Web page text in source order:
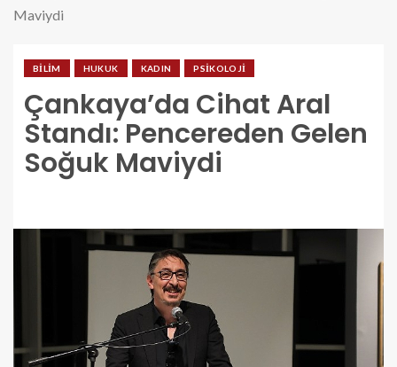
Maviydi
BILIM HUKUK KADIN PSIKOLOJI
Çankaya’da Cihat Aral
Standı: Pencereden Gelen
Soğuk Maviydi